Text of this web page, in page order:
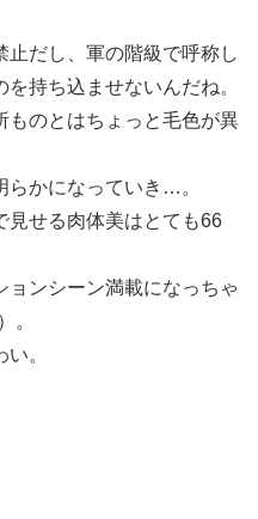
止だし、軍の階級で呼称し
持ち込ませないんだね。
ものとはちょっと毛色が異
らかになっていき…。
見せる肉体美はとても66
ョンシーン満載になっちゃ
。
。